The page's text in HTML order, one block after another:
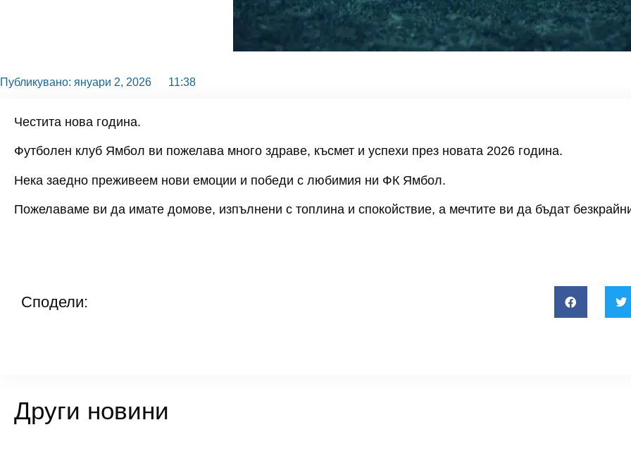
Публикувано: януари 2, 2026 11:38
Честита нова година.
Футболен клуб Ямбол ви пожелава много здраве, късмет и успехи през новата 2026 година.
Нека заедно преживеем нови емоции и победи с любимия ни ФК Ямбол.
Пожелаваме ви да имате домове, изпълнени с топлина и спокойствие, а мечтите ви да бъдат
Сподели:
Други новини